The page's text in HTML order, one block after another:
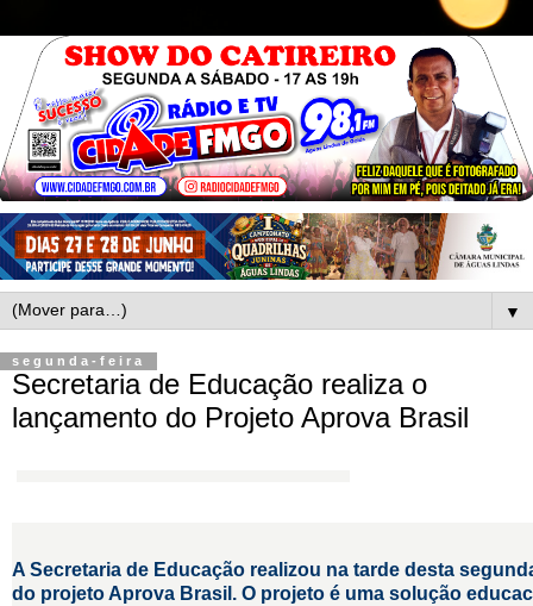
▼
segunda-feira
Secretaria de Educação realiza o
lançamento do Projeto Aprova Brasil
A Secretaria de Educação realizou na tarde desta
do projeto Aprova Brasil. O projeto é uma solução